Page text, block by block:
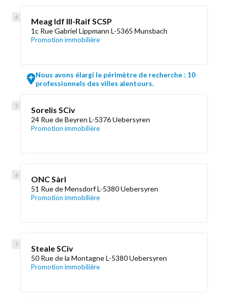
Meag Idf III-Raif SCSP
1c Rue Gabriel Lippmann L-5365 Munsbach
Promotion immobilière
Nous avons élargi le périmètre de recherche : 10
professionnels des villes alentours.
Sorelis SCiv
24 Rue de Beyren L-5376 Uebersyren
Promotion immobilière
ONC Sàrl
51 Rue de Mensdorf L-5380 Uebersyren
Promotion immobilière
Steale SCiv
50 Rue de la Montagne L-5380 Uebersyren
Promotion immobilière